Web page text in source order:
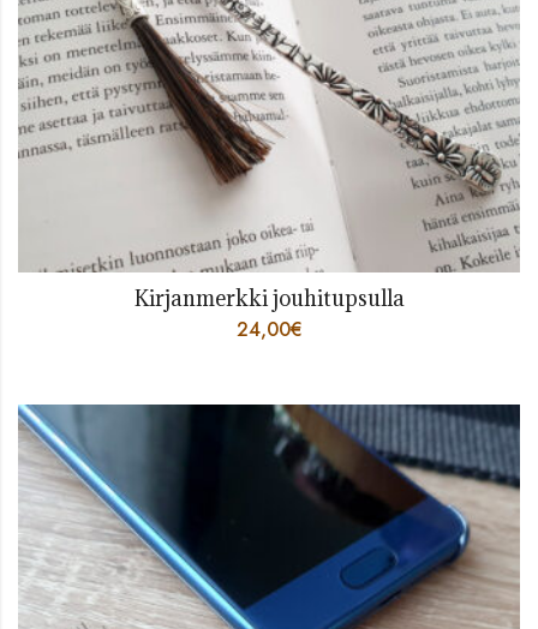
Kirjanmerkki jouhitupsulla
24,00€